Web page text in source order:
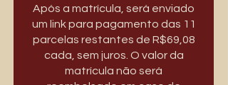
Após a matrícula, será enviado
um link para pagamento das 11
parcelas restantes de R$69,08
cada, sem juros. O valor da
matrícula não será